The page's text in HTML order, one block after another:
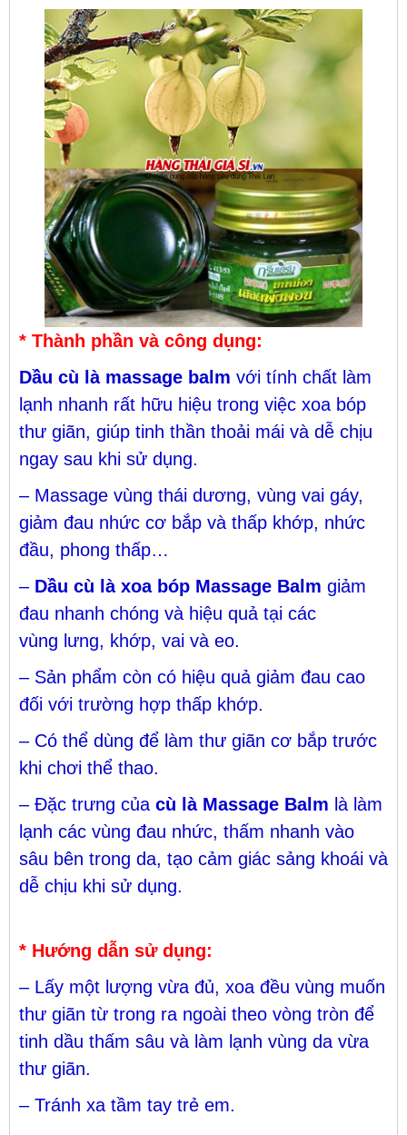
* Thành phần và công dụng:
Dầu cù là massage balm với tính chất làm
lạnh nhanh rất hữu hiệu trong việc xoa bóp
thư giãn, giúp tinh thần thoải mái và dễ chịu
ngay sau khi sử dụng.
– Massage vùng thái dương, vùng vai gáy,
giảm đau nhức cơ bắp và thấp khớp, nhức
đầu, phong thấp…
– Dầu cù là xoa bóp Massage Balm giảm
đau nhanh chóng và hiệu quả tại các
vùng lưng, khớp, vai và eo.
– Sản phẩm còn có hiệu quả giảm đau cao
đối với trường hợp thấp khớp.
– Có thể dùng để làm thư giãn cơ bắp trước
khi chơi thể thao.
– Đặc trưng của cù là Massage Balm là làm
lạnh các vùng đau nhức, thấm nhanh vào
sâu bên trong da, tạo cảm giác sảng khoái và
dễ chịu khi sử dụng.
* Hướng dẫn sử dụng:
– Lấy một lượng vừa đủ, xoa đều vùng muốn
thư giãn từ trong ra ngoài theo vòng tròn để
tinh dầu thấm sâu và làm lạnh vùng da vừa
thư giãn.
– Tránh xa tầm tay trẻ em.